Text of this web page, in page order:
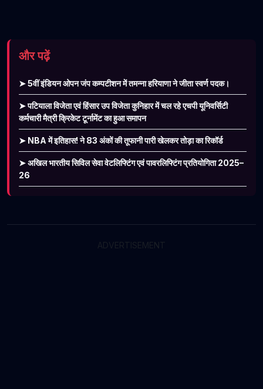
और पढ़ें
➤ 5वीं इंडियन ओपन जंप कम्पटीशन में तमन्ना हरियाणा ने जीता स्वर्ण पदक।
➤ पटियाला विजेता एवं हिंसार उप विजेता कुनिहार में चल रहे एचपी यूनिवर्सिटी
कर्मचारी मैत्री क्रिकेट टूर्नामेंट का हुआ समापन
➤ NBA में इतिहास! ने 83 अंकों की तूफानी पारी खेलकर तोड़ा का रिकॉर्ड
➤ अखिल भारतीय सिविल सेवा वेटलिफ्टिंग एवं पावरलिफ्टिंग प्रतियोगिता 2025–
26
ADVERTISEMENT